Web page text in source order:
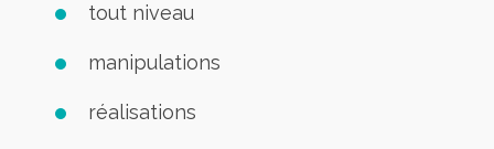
tout niveau
manipulations
réalisations